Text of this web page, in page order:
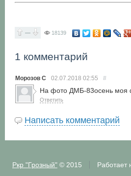
— 18139
1 комментарий
Морозов С 02.07.2018 02:55 #
На фото ДМБ-83осень моя
Ответить
Написать комментарий
Ркр "Грозный"© 2015 Работает